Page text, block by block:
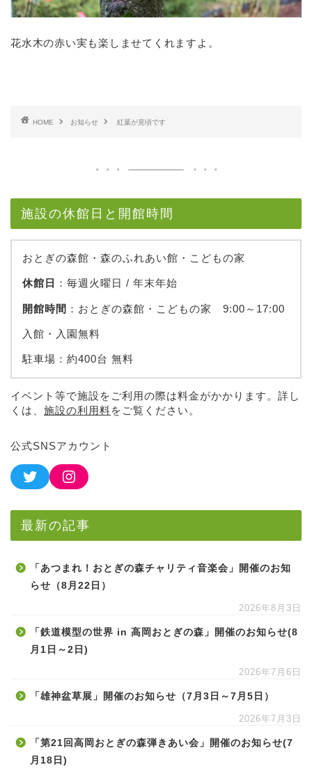
花水木の赤い実も楽しませてくれますよ。
HOME お知らせ 紅葉が見頃です
施設の休館日と開館時間
おとぎの森館・森のふれあい館・こどもの家
休館日 ：毎週火曜日 / 年末年始
開館時間 ：おとぎの森館・こどもの家 9:00～17:00
入館・入園無料
駐車場：約400台 無料
イベント等で施設をご利用の際は料金がかかります。詳し
くは、 施設の利用料をご覧ください。
公式SNSアカウント
最新の記事
「あつまれ！おとぎの森チャリティ音楽会」開催のお知
らせ（8月22日）
2026年8月3日
「鉄道模型の世界 in 高岡おとぎの森」開催のお知らせ(8
月1日～2日)
2026年7月6日
「雄神盆草展」開催のお知らせ（7月3日～7月5日）
2026年7月3日
「第21回高岡おとぎの森弾きあい会」開催のお知らせ(7
月18日)